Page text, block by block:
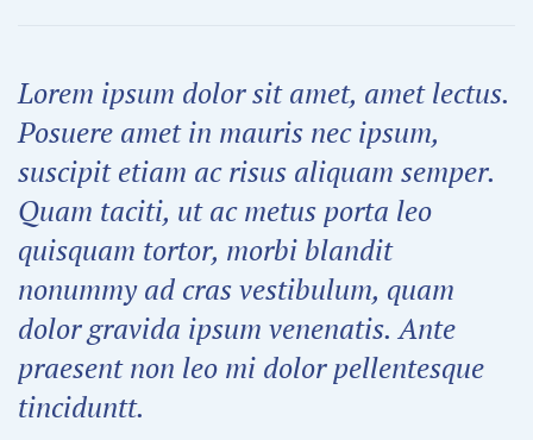
Lorem ipsum dolor sit amet, amet lectus.
Posuere amet in mauris nec ipsum,
suscipit etiam ac risus aliquam semper.
Quam taciti, ut ac metus porta leo
quisquam tortor, morbi blandit
nonummy ad cras vestibulum, quam
dolor gravida ipsum venenatis. Ante
praesent non leo mi dolor pellentesque
tinciduntt.